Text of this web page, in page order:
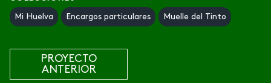
Mi Huelva Encargos particulares Muelle del Tinto
PROYECTO
ANTERIOR